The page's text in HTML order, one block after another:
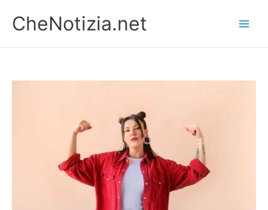
contenuto
CheNotizia.net